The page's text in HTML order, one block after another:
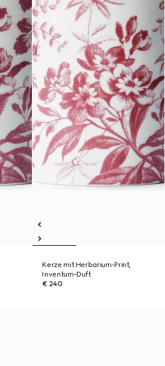
Kerze mit Herbarium-Print,
Inventum-Duft
€ 240